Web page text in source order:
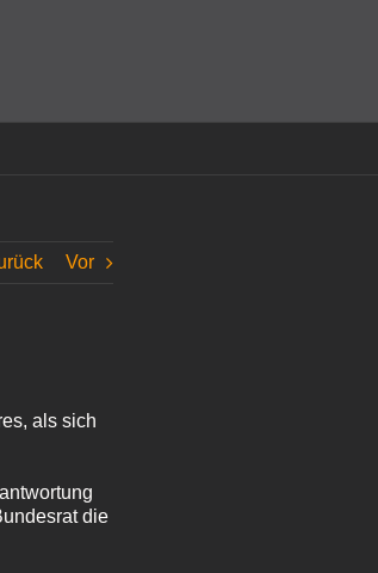
Vor
als sich
die
Cookies gesetzt werden.